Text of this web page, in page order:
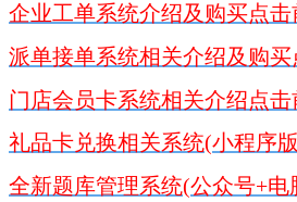
企业工单系统介绍及购买点击
派单接单系统相关介绍及购
门店会员卡系统相关介绍点
礼品卡兑换相关系统(小程序
全新题库管理系统(公众号+电